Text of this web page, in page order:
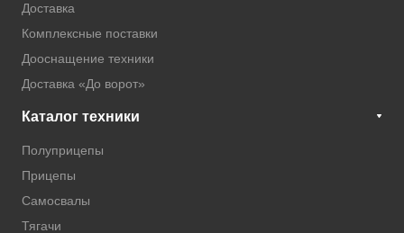
Доставка
Комплексные поставки
Дооснащение техники
Доставка «До ворот»
Каталог техники
Полуприцепы
Прицепы
Самосвалы
Тягачи